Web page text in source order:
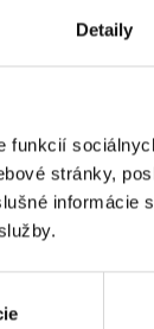
Detaily
funkcií
stránky,